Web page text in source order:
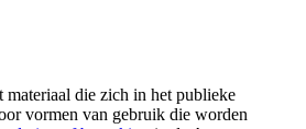
materiaal die zich in het publieke
vormen van gebruik die worden